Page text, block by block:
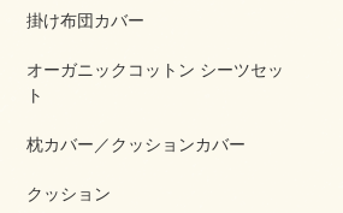
掛け布団カバー
オーガニックコットン シーツセッ
ト
枕カバー／クッションカバー
クッション